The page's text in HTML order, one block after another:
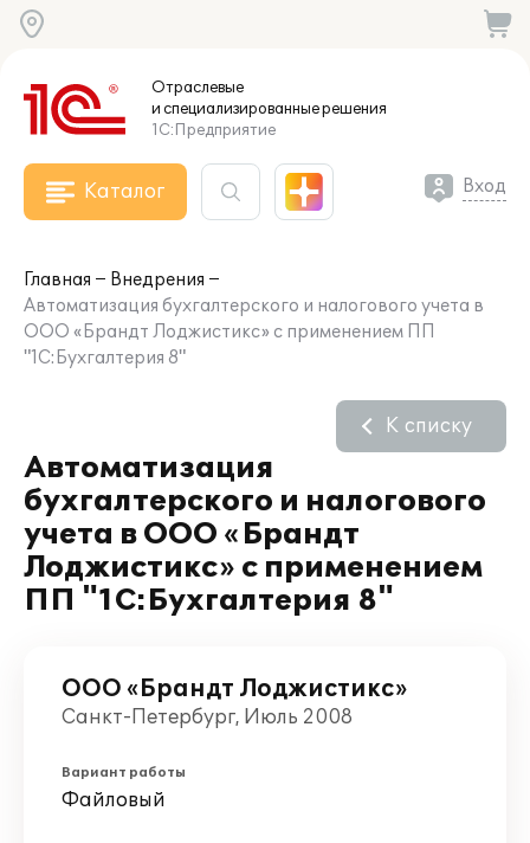
Отраслевые
и специализированныерешения
1С:Предприятие
Каталог Вход
Главная
Внедрения
Автоматизация бухгалтерского и налогового учета в
ООО «Брандт Лоджистикс» с применением ПП
"1С:Бухгалтерия 8"
Автоматизация
бухгалтерского и налогового
учета в ООО «Брандт
Лоджистикс» с применением
ПП "1С:Бухгалтерия 8"
К списку
ООО «Брандт Лоджистикс»
Санкт-Петербург, Июль 2008
Вариант работы
Файловый